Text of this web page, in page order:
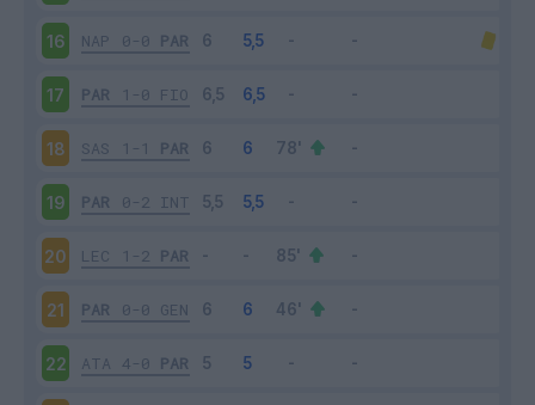
16 NAP 0-0 PAR
17 PAR 1-0 FIO
18 SAS 1-1 PAR
19 PAR 0-2 INT
20 LEC 1-2 PAR
21 PAR 0-0 GEN
22 ATA 4-0 PAR